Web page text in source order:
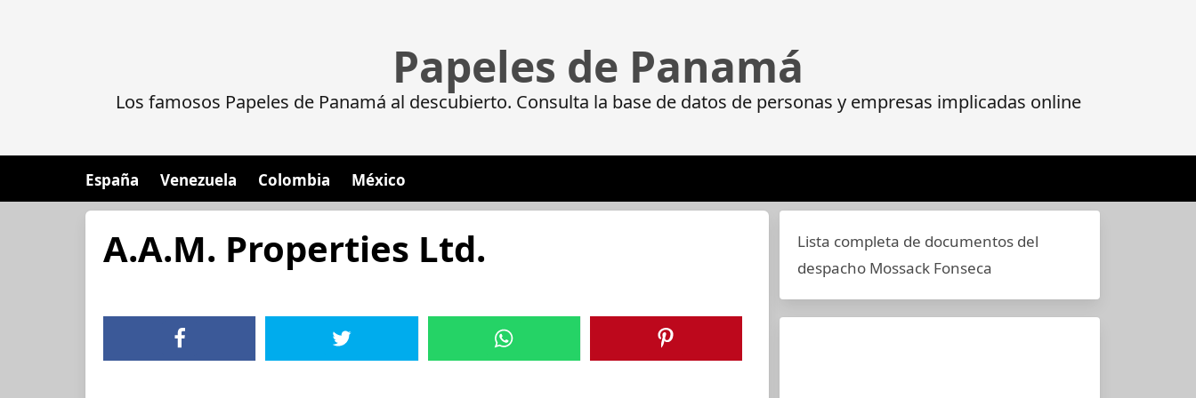
Papeles de Panamá
Los famosos Papeles de Panamá al descubierto. Consulta la base de datos de personas y empresas implicadas online
España Venezuela Colombia México
A.A.M. Properties Ltd.
Lista completa de documentos del
despacho Mossack Fonseca